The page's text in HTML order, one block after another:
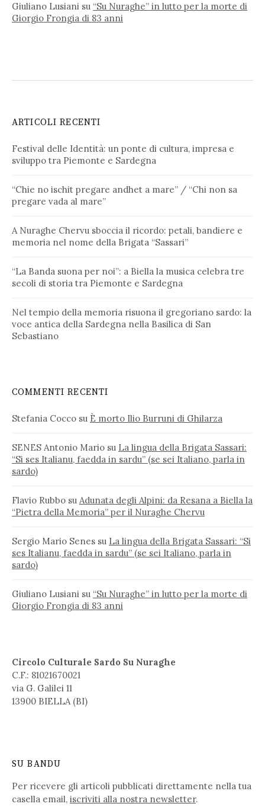
Giuliano Lusiani su “Su Nuraghe” in lutto per la morte di
Giorgio Frongia di 83 anni
ARTICOLI RECENTI
Festival delle Identità: un ponte di cultura, impresa e
sviluppo tra Piemonte e Sardegna
“Chie no ischit pregare andhet a mare” / “Chi non sa
pregare vada al mare”
A Nuraghe Chervu sboccia il ricordo: petali, bandiere e
memoria nel nome della Brigata “Sassari”
“La Banda suona per noi”: a Biella la musica celebra tre
secoli di storia tra Piemonte e Sardegna
Nel tempio della memoria risuona il gregoriano sardo: la
voce antica della Sardegna nella Basilica di San
Sebastiano
COMMENTI RECENTI
Stefania Cocco su È morto Ilio Burruni di Ghilarza
SENES Antonio Mario su La lingua della Brigata Sassari:
“Si ses Italianu, faedda in sardu” (se sei Italiano, parla in
sardo)
Flavio Rubbo su Adunata degli Alpini: da Resana a Biella la
“Pietra della Memoria” per il Nuraghe Chervu
Sergio Mario Senes su La lingua della Brigata Sassari: “Si
ses Italianu, faedda in sardu” (se sei Italiano, parla in
sardo)
Giuliano Lusiani su “Su Nuraghe” in lutto per la morte di
Giorgio Frongia di 83 anni
Circolo Culturale Sardo Su Nuraghe
C.F.: 81021670021
via G. Galilei 11
13900 BIELLA (BI)
SU BANDU
Per ricevere gli articoli pubblicati direttamente nella tua
casella email, iscriviti alla nostra newsletter.